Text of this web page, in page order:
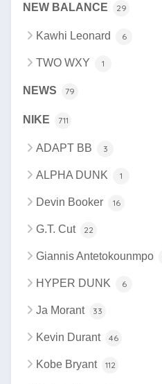
NEW BALANCE 29
Kawhi Leonard 6
TWO WXY 1
NEWS 79
NIKE 711
ADAPT BB 3
ALPHA DUNK 1
Devin Booker 16
G.T. Cut 22
Giannis Antetokounmpo
HYPER DUNK 6
Ja Morant 33
Kevin Durant 46
Kobe Bryant 112